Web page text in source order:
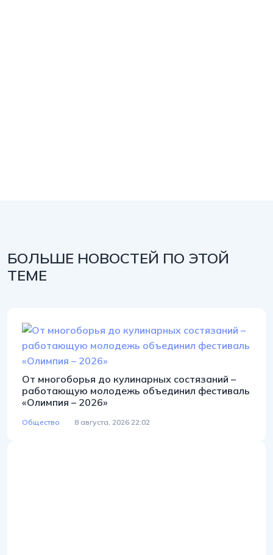
БОЛЬШЕ НОВОСТЕЙ ПО ЭТОЙ
ТЕМЕ
От многоборья до кулинарных состязаний –
работающую молодежь объединил фестиваль
«Олимпия – 2026»
Общество 8 августа, 2026 22:02